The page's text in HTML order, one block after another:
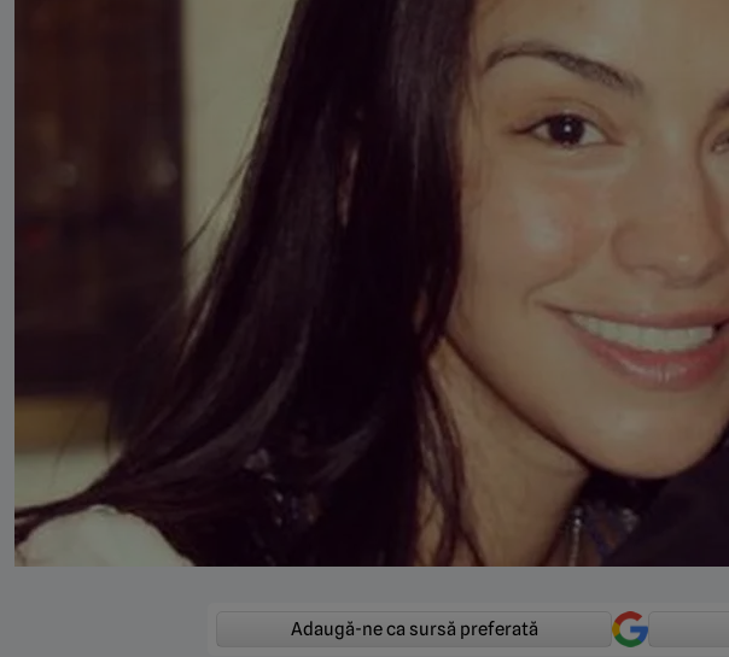
Adaugă-ne ca sursă preferată